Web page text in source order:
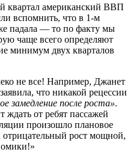
й квартал американский ВВП
вспомнить, что в 1-м
падала — то по факту мы
чаще всего определяют
минимум двух кварталов
не все! Например, Джанет
что никакой рецессии
замедление после роста».
от ребят пассажей
произошло плановое
рост мощной,